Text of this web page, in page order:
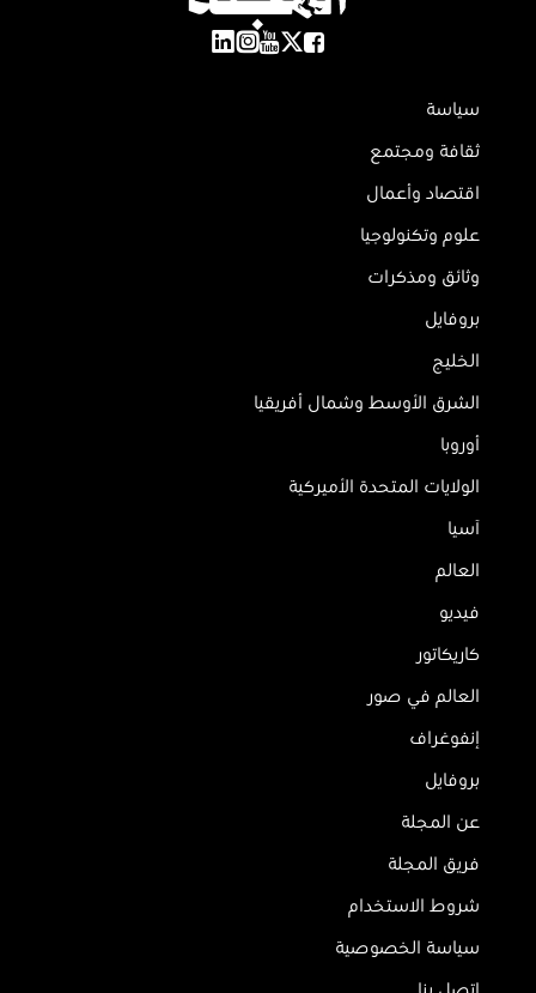
سياسة
ثقافة ومجتمع
اقتصاد وأعمال
علوم وتكنولوجيا
وثائق ومذكرات
بروفايل
الخليج
الشرق الأوسط وشمال أفريقيا
أوروبا
الولايات المتحدة الأميركية
آسيا
العالم
فيديو
كاريكاتور
العالم في صور
إنفوغراف
بروفايل
عن المجلة
فريق المجلة
شروط الاستخدام
سياسة الخصوصية